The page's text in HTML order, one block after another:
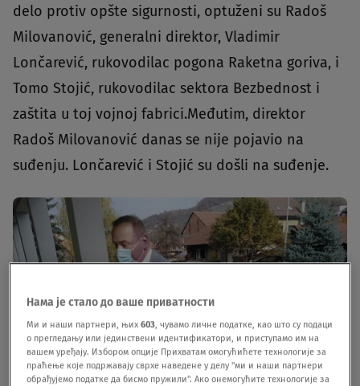
delo protiv opšte sigurnosti, optuženi su Radoš
Milovanović, generalni direktor, Vladimir
Lončarević, rukovodilac pogona Raketna goriva, i
Tomo Stojić, rukovodilac sektora Bezbednost i
zaštita u toj vojnoj fabrici.Međutim, direktor
Radoš Milovanović danas se nije pojavio na
suđenju. Lončarević i Stojić su došli na suđenje.
Нама је стало до ваше приватности
Ми и наши партнери, њих603, чувамо личне податке, као што су подаци
о прегледању или јединствени идентификатори, и приступамо им на
вашем уређају. Избором опције Прихватам омогућићете технологије за
праћење које подржавају сврхе наведене у делу "ми и наши партнери
обрађујемо податке да бисмо пружили". Ако онемогућите технологије за